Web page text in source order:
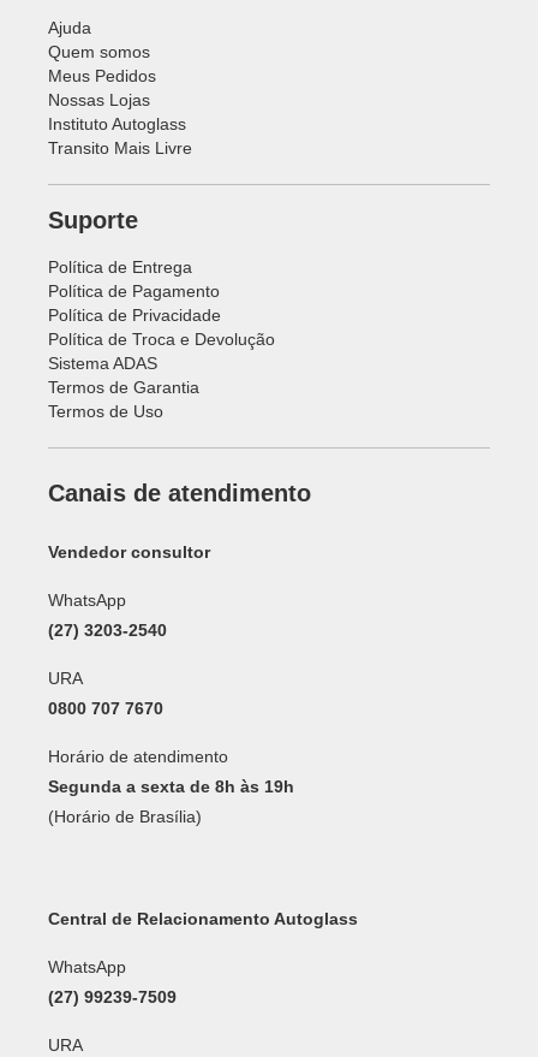
Ajuda
Quem somos
Meus Pedidos
Nossas Lojas
Instituto Autoglass
Transito Mais Livre
Suporte
Política de Entrega
Política de Pagamento
Política de Privacidade
Política de Troca e Devolução
Sistema ADAS
Termos de Garantia
Termos de Uso
Canais de atendimento
Vendedor consultor
WhatsApp
(27) 3203-2540
URA
0800 707 7670
Horário de atendimento
Segunda a sexta de 8h às 19h
(Horário de Brasília)
Central de Relacionamento Autoglass
WhatsApp
(27) 99239-7509
URA